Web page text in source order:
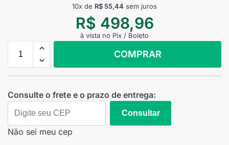
10x de R$55,44 sem juros
R$ 498,96
à vista no Pix / Boleto
COMPRAR
Consulte o frete e o prazo de entrega:
Consultar
Não sei meu cep